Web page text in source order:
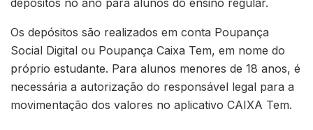
depósitos no ano para alunos do ensino regular.
Os depósitos são realizados em conta Poupança
Social Digital ou Poupança Caixa Tem, em nome do
próprio estudante. Para alunos menores de 18 anos, é
necessária a autorização do responsável legal para a
movimentação dos valores no aplicativo CAIXA Tem.